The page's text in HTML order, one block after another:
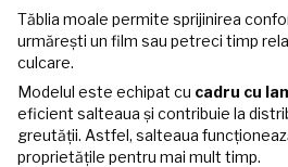
Tăblia moale permite sprijinirea
urmărești un film sau petreci timp
culcare.
Modelul este echipat cu cadru cu
eficient salteaua și contribuie la
greutății. Astfel, salteaua
proprietățile pentru mai mult timp.